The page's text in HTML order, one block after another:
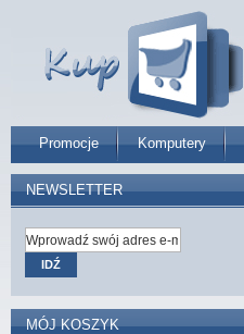
Promocje Komputery
NEWSLETTER
IDŹ
MÓJ KOSZYK